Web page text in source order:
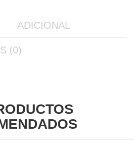
ADICIONAL
(0)